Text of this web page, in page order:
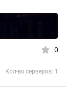
0
Кол-во серверов: 1